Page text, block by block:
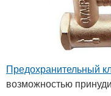
Предохранительный
возможностью